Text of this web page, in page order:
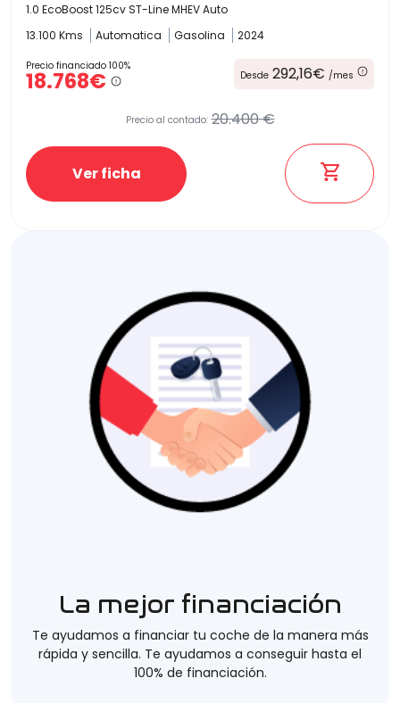
1.0 EcoBoost 125cv ST-Line MHEV Auto
13.100 Kms
Automatica Gasolina 2024
Precio financiado 100%
18.768€ Desde 292,16€ /mes
Precio al contado: 20.400 €
Ver ficha
La mejor financiación
Te ayudamos a financiar tu coche de la manera más
rápida y sencilla. Te ayudamos a conseguir hasta el
100% de financiación.